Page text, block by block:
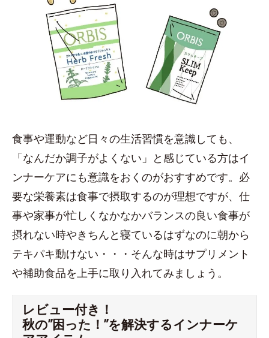
食事や運動など日々の生活習慣を意識しても、
「なんだか調子がよくない」と感じている方はイ
ンナーケアにも意識をおくのがおすすめです。必
要な栄養素は食事で摂取するのが理想ですが、仕
事や家事が忙しくなかなかバランスの良い食事が
摂れない時やきちんと寝ているはずなのに朝から
テキパキ動けない・・・そんな時はサプリメント
や補助食品を上手に取り入れてみましょう。
レビュー付き！
秋の”困った！”を解決するインナーケ